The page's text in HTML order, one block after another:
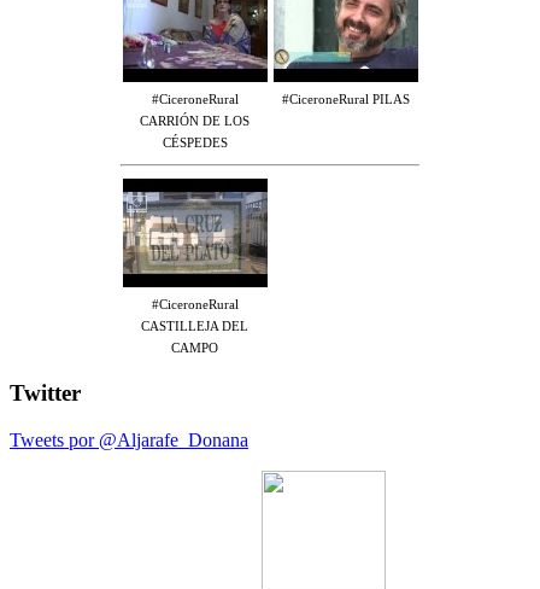
#CiceroneRural
CARRIÓN DE LOS
CÉSPEDES
#CiceroneRural PILAS
#CiceroneRural
CASTILLEJA DEL
CAMPO
Twitter
Tweets por @Aljarafe_Donana